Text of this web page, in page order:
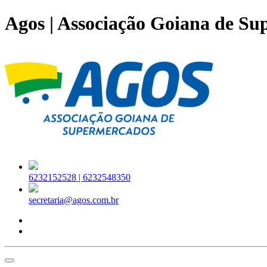
Agos | Associação Goiana de
6232152528 | 6232548350
secretaria@agos.com.br